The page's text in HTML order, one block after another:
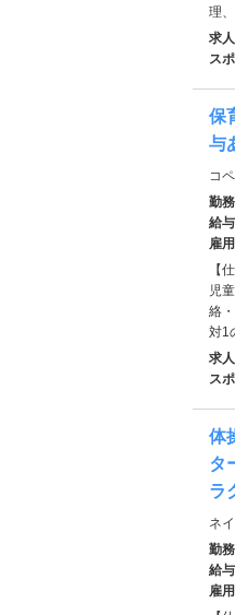
理
求
ス
保
与
コ
勤
給
雇
【
児
絡
対1
求
ス
体
タ
ラ
ネ
勤
給
雇